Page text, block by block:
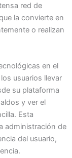
red de
la convierte en
o realizan
en el
usuarios llevar
su plataforma
y ver el
Esta
administración de
del usuario,